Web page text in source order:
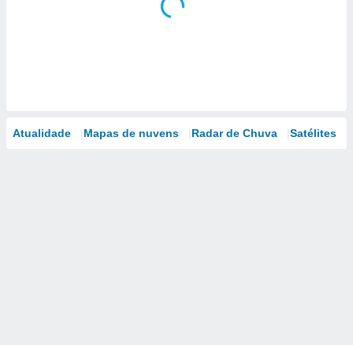
Atualidade Mapas de nuvens Radar de Chuva Satélites